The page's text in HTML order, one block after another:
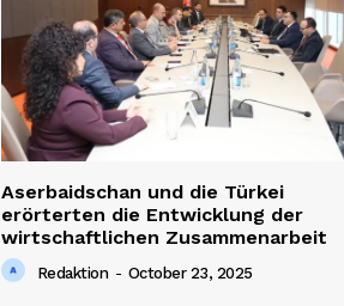
Aserbaidschan und die Türkei
erörterten die Entwicklung der
wirtschaftlichen Zusammenarbeit
Redaktion - October 23, 2025